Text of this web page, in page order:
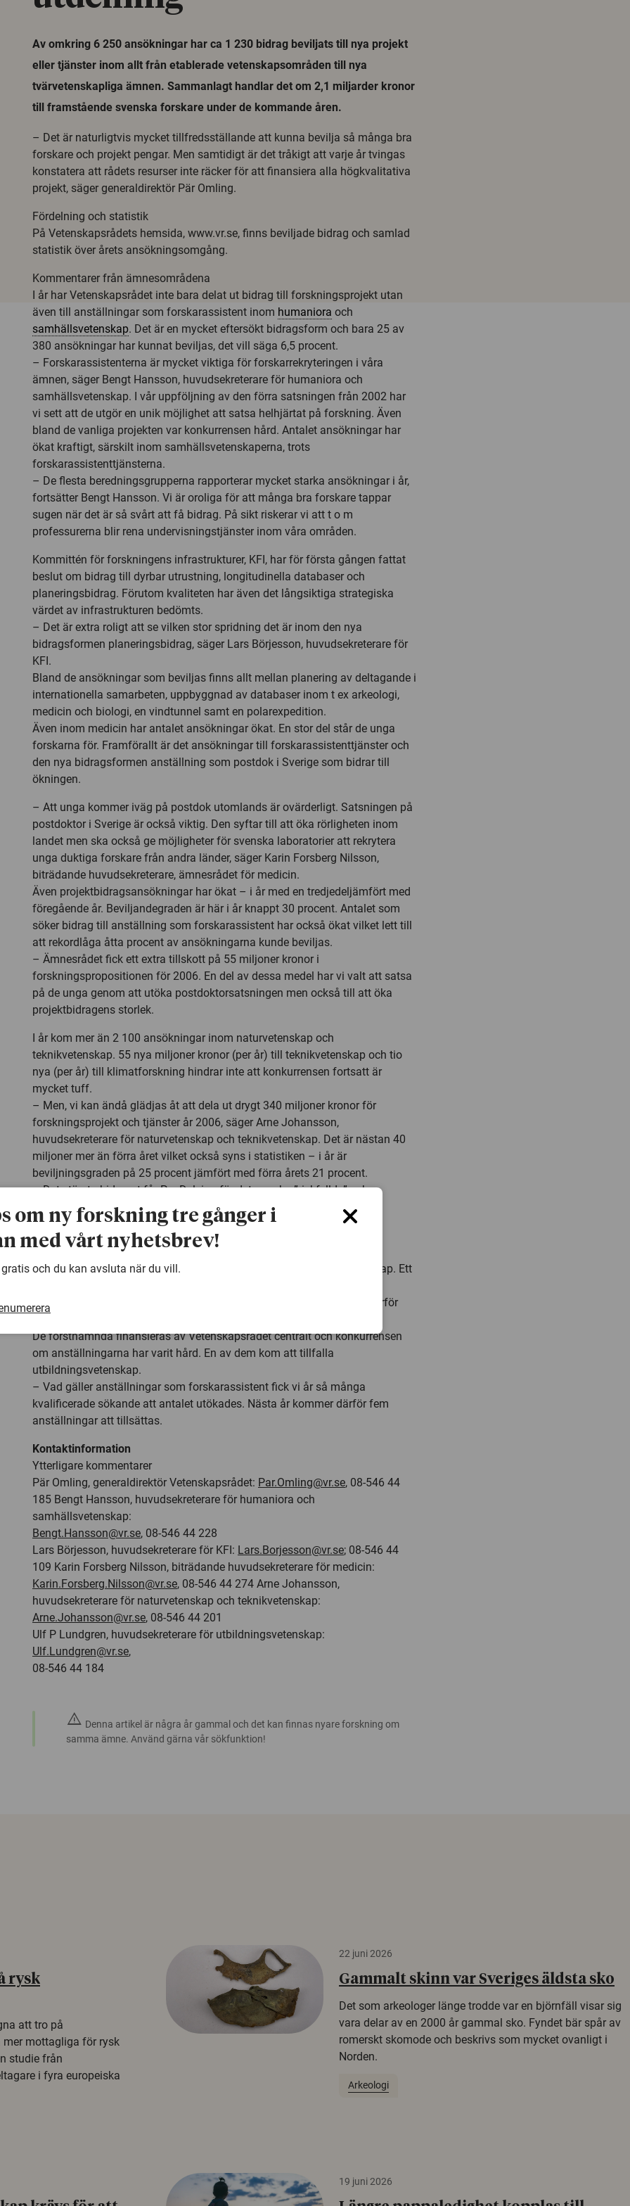
Av omkring 6 250 ansökningar har ca 1 230 bidrag beviljats till nya projekt
eller tjänster inom allt från etablerade vetenskapsområden till nya
tvärvetenskapliga ämnen. Sammanlagt handlar det om 2,1 miljarder kronor
till framstående svenska forskare under de kommande åren.
– Det är naturligtvis mycket tillfredsställande att kunna bevilja så många bra
forskare och projekt pengar. Men samtidigt är det tråkigt att varje år tvingas
konstatera att rådets resurser inte räcker för att finansiera alla högkvalitativa
projekt, säger generaldirektör Pär Omling.
Fördelning och statistik
På Vetenskapsrådets hemsida, www.vr.se, finns beviljade bidrag och samlad
statistik över årets ansökningsomgång.
Kommentarer från ämnesområdena
I år har Vetenskapsrådet inte bara delat ut bidrag till forskningsprojekt utan
även till anställningar som forskarassistent inom humaniora och
samhällsvetenskap. Det är en mycket eftersökt bidragsform och bara 25 av
380 ansökningar har kunnat beviljas, det vill säga 6,5 procent.
– Forskarassistenterna är mycket viktiga för forskarrekryteringen i våra
ämnen, säger Bengt Hansson, huvudsekreterare för humaniora och
samhällsvetenskap. I vår uppföljning av den förra satsningen från 2002 har
vi sett att de utgör en unik möjlighet att satsa helhjärtat på forskning. Även
bland de vanliga projekten var konkurrensen hård. Antalet ansökningar har
ökat kraftigt, särskilt inom samhällsvetenskaperna, trots
forskarassistenttjänsterna.
– De flesta beredningsgrupperna rapporterar mycket starka ansökningar i år,
fortsätter Bengt Hansson. Vi är oroliga för att många bra forskare tappar
sugen när det är så svårt att få bidrag. På sikt riskerar vi att t o m
professurerna blir rena undervisningstjänster inom våra områden.
Kommittén för forskningens infrastrukturer, KFI, har för första gången fattat
beslut om bidrag till dyrbar utrustning, longitudinella databaser och
planeringsbidrag. Förutom kvaliteten har även det långsiktiga strategiska
värdet av infrastrukturen bedömts.
– Det är extra roligt att se vilken stor spridning det är inom den nya
bidragsformen planeringsbidrag, säger Lars Börjesson, huvudsekreterare för
KFI.
Bland de ansökningar som beviljas finns allt mellan planering av deltagande i
internationella samarbeten, uppbyggnad av databaser inom t ex arkeologi,
medicin och biologi, en vindtunnel samt en polarexpedition.
Även inom medicin har antalet ansökningar ökat. En stor del står de unga
forskarna för. Framförallt är det ansökningar till forskarassistenttjänster och
den nya bidragsformen anställning som postdok i Sverige som bidrar till
ökningen.
– Att unga kommer iväg på postdok utomlands är ovärderligt. Satsningen på
postdoktor i Sverige är också viktig. Den syftar till att öka rörligheten inom
landet men ska också ge möjligheter för svenska laboratorier att rekrytera
unga duktiga forskare från andra länder, säger Karin Forsberg Nilsson,
biträdande huvudsekreterare, ämnesrådet för medicin.
Även projektbidragsansökningar har ökat – i år med en tredjedeljämfört med
föregående år. Beviljandegraden är här i år knappt 30 procent. Antalet som
söker bidrag till anställning som forskarassistent har också ökat vilket lett till
att rekordlåga åtta procent av ansökningarna kunde beviljas.
– Ämnesrådet fick ett extra tillskott på 55 miljoner kronor i
forskningspropositionen för 2006. En del av dessa medel har vi valt att satsa
på de unga genom att utöka postdoktorsatsningen men också till att öka
projektbidragens storlek.
I år kom mer än 2 100 ansökningar inom naturvetenskap och
teknikvetenskap. 55 nya miljoner kronor (per år) till teknikvetenskap och tio
nya (per år) till klimatforskning hindrar inte att konkurrensen fortsatt är
mycket tuff.
– Men, vi kan ändå glädjas åt att dela ut drygt 340 miljoner kronor för
forskningsprojekt och tjänster år 2006, säger Arne Johansson,
huvudsekreterare för naturvetenskap och teknikvetenskap. Det är nästan 40
miljoner mer än förra året vilket också syns i statistiken – i år är
beviljningsgraden på 25 procent jämfört med förra årets 21 procent.
– Det största bidraget får Per Delsing för det ganska ”riskfyllda” och
spännande projektet som syftar till att utveckla en kvantdator.
Antalet sökande har ökat även inom utbildningsvetenskap.
– Det är glädjande att vi har så många forskningsansökningar av hög
kvalitet, säger Ulf P Lundgren, huvudsekreterare för utbildningsvetenskap. Ett
doktorsexamen. Anställningar som postdok och forskarassistent är därför
De förstnämnda finansieras av Vetenskapsrådet centralt och konkurrensen
om anställningarna har varit hård. En av dem kom att tillfalla
utbildningsvetenskap.
– Vad gäller anställningar som forskarassistent fick vi år så många
kvalificerade sökande att antalet utökades. Nästa år kommer därför fem
anställningar att tillsättas.
Kontaktinformation
Ytterligare kommentarer
Pär Omling, generaldirektör Vetenskapsrådet: Par.Omling@vr.se, 08-546 44
185 Bengt Hansson, huvudsekreterare för humaniora och
samhällsvetenskap:
Bengt.Hansson@vr.se, 08-546 44 228
Lars Börjesson, huvudsekreterare för KFI: Lars.Borjesson@vr.se; 08-546 44
109 Karin Forsberg Nilsson, biträdande huvudsekreterare för medicin:
Karin.Forsberg.Nilsson@vr.se, 08-546 44 274 Arne Johansson,
huvudsekreterare för naturvetenskap och teknikvetenskap:
Arne.Johansson@vr.se, 08-546 44 201
Ulf P Lundgren, huvudsekreterare för utbildningsvetenskap:
Ulf.Lundgren@vr.se,
08-546 44 184
warning Denna artikel är några år gammal och det kan finnas nyare forskning om
samma ämne. Använd gärna vår sökfunktion!
rysk
att tro på
mottagliga för rysk
studie från
i fyra europeiska
22 juni 2026
Gammalt skinn var Sveriges äldsta sko
Det som arkeologer länge trodde var en björnfäll visar sig
vara delar av en 2000 år gammal sko. Fyndet bär spår av
romerskt skomode och beskrivs som mycket ovanligt i
Norden.
Arkeologi
19 juni 2026
om ny forskning tre gånger i
med vårt nyhetsbrev!
gratis och du kan avsluta när du vill.